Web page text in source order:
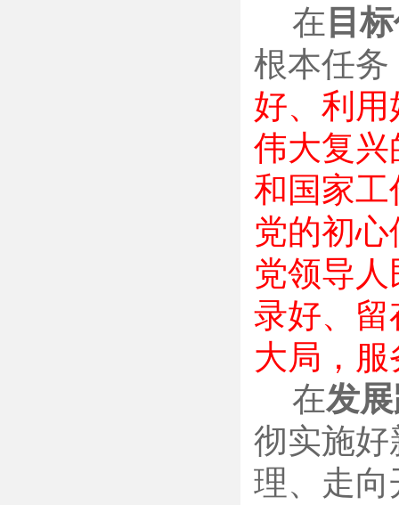
在 目
根本任务
好、利
伟大复
和国家
党的初
党领导
录好、留
大局，
在发
彻实施
理、走